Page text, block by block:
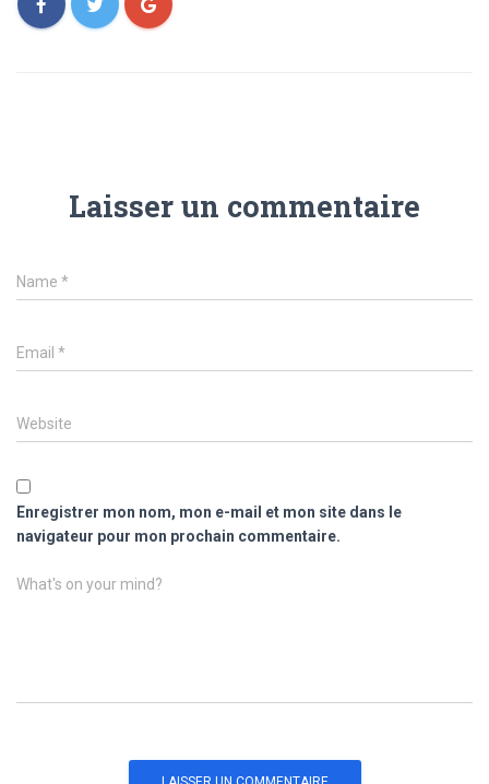
Laisser un commentaire
Name *
Email *
Website
Enregistrer mon nom, mon e-mail et mon site dans le
navigateur pour mon prochain commentaire.
What's on your mind?